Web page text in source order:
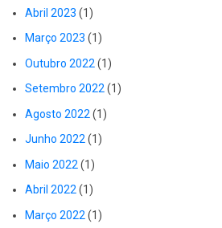
Abril 2023 (1)
Março 2023 (1)
Outubro 2022 (1)
Setembro 2022(1)
Agosto 2022 (1)
Junho 2022(1)
Maio 2022 (1)
Abril 2022(1)
Março 2022 (1)